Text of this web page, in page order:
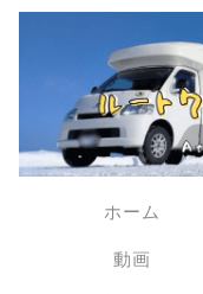
ホーム
動画